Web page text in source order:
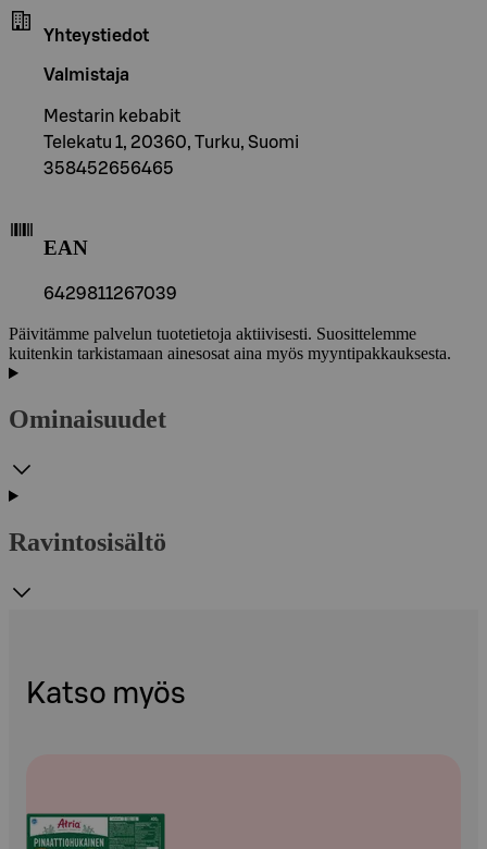
Yhteystiedot
Valmistaja
Mestarin kebabit
Telekatu 1, 20360, Turku, Suomi
358452656465
EAN
6429811267039
Päivitämme palvelun tuotetietoja aktiivisesti. Suosittelemme
kuitenkin tarkistamaan ainesosat aina myös myyntipakkauksesta.
Ominaisuudet
Ravintosisältö
Katso myös